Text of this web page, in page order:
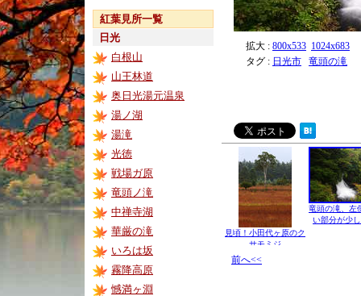
紅葉見所一覧
日光
白根山
山王林道
奥日光湯元温泉
湯ノ湖
湯滝
光徳
戦場ガ原
竜頭ノ滝
中禅寺湖
華厳の滝
いろは坂
霧降高原
憾満ヶ淵
拡大 : 800x533 1024x683
タグ : 日光市 竜頭の滝
見頃！小田代ヶ原のク
サモミジ
竜頭の滝、左
い部分が少
前へ<<